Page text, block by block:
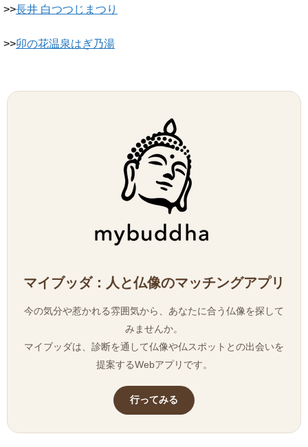
>>長井 白つつじまつり
>>卯の花温泉はぎ乃湯
マイブッダ：人と仏像のマッチングアプリ
今の気分や惹かれる雰囲気から、あなたに合う仏像を探して
みませんか。
マイブッダは、診断を通して仏像や仏スポットとの出会いを
提案するWebアプリです。
行ってみる